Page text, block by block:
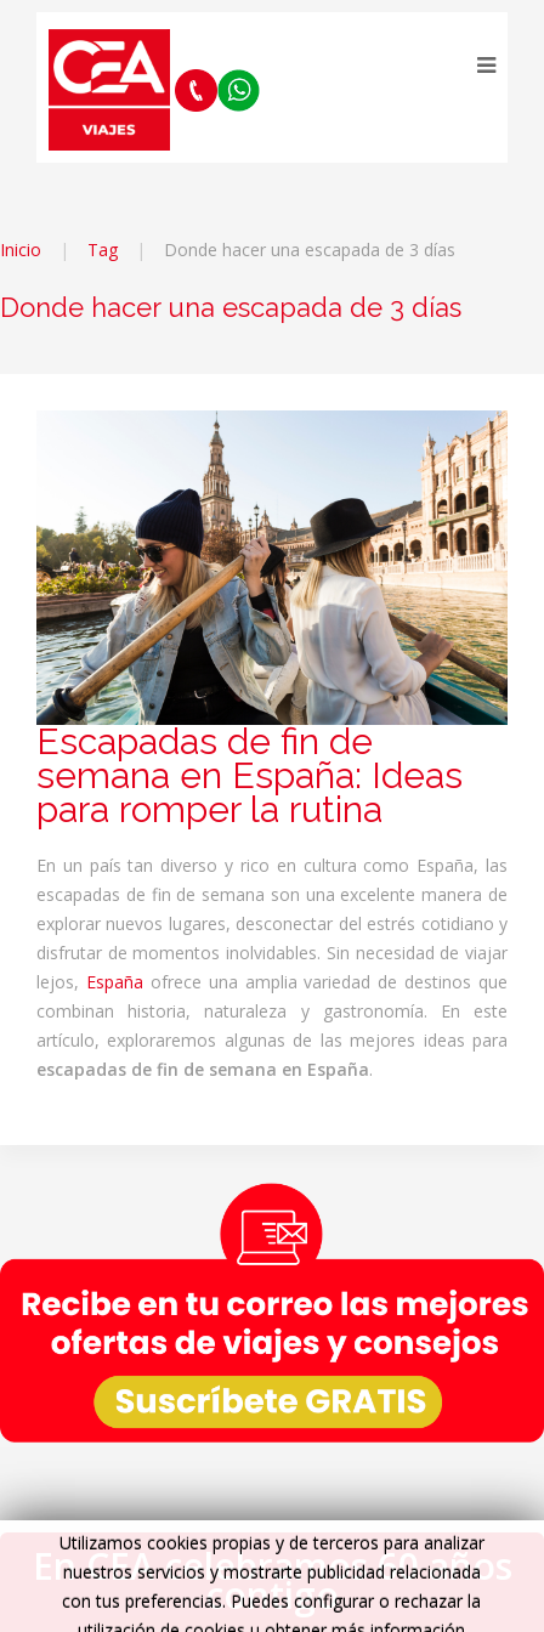
Inicio Tag Donde hacer una escapada de 3 días
Donde hacer una escapada de 3 días
Escapadas de fin de
semana en España: Ideas
para romper la rutina
En un país tan diverso y rico en cultura como España, las
escapadas de fin de semana son una excelente manera de
explorar nuevos lugares, desconectar del estrés cotidiano y
disfrutar de momentos inolvidables. Sin necesidad de viajar
lejos, España ofrece una amplia variedad de destinos que
combinan historia, naturaleza y gastronomía. En este
artículo, exploraremos algunas de las mejores ideas para
escapadas de fin de semana en España.
En CEA celebramos 60 años
contigo
Utilizamos cookies propias y de terceros para analizar
nuestros servicios y mostrarte publicidad relacionada
con tus preferencias. Puedes configurar o rechazar la